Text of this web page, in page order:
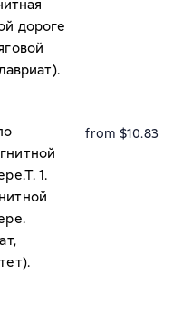
дороге
1.
from $10.83